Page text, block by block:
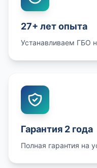
27+ лет опыта
Устанавливаем ГБО
Гарантия 2 года
Полная гарантия на